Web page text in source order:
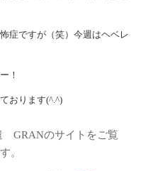
症ですが（笑）今週はヘベレ
！
おります(^.^)
GRANのサイトをご覧
。